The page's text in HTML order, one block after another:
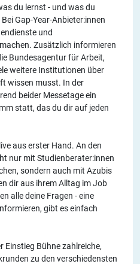
du lernst - und was du
Gap-Year-Anbieter:innen
und
Zusätzlich informieren
Bundesagentur für Arbeit,
weitere Institutionen über
wissen musst. In der
beider Messetage ein
statt, das du dir auf jeden
aus erster Hand. An den
nur mit Studienberater:innen
sondern auch mit Azubis
dir aus ihrem Alltag im Job
alle deine Fragen - eine
gibt es einfach
Einstieg Bühne zahlreiche,
zu den verschiedensten